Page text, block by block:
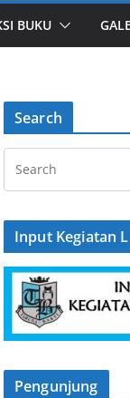
BUKU
Search
Input Kegiatan
Pengunjung